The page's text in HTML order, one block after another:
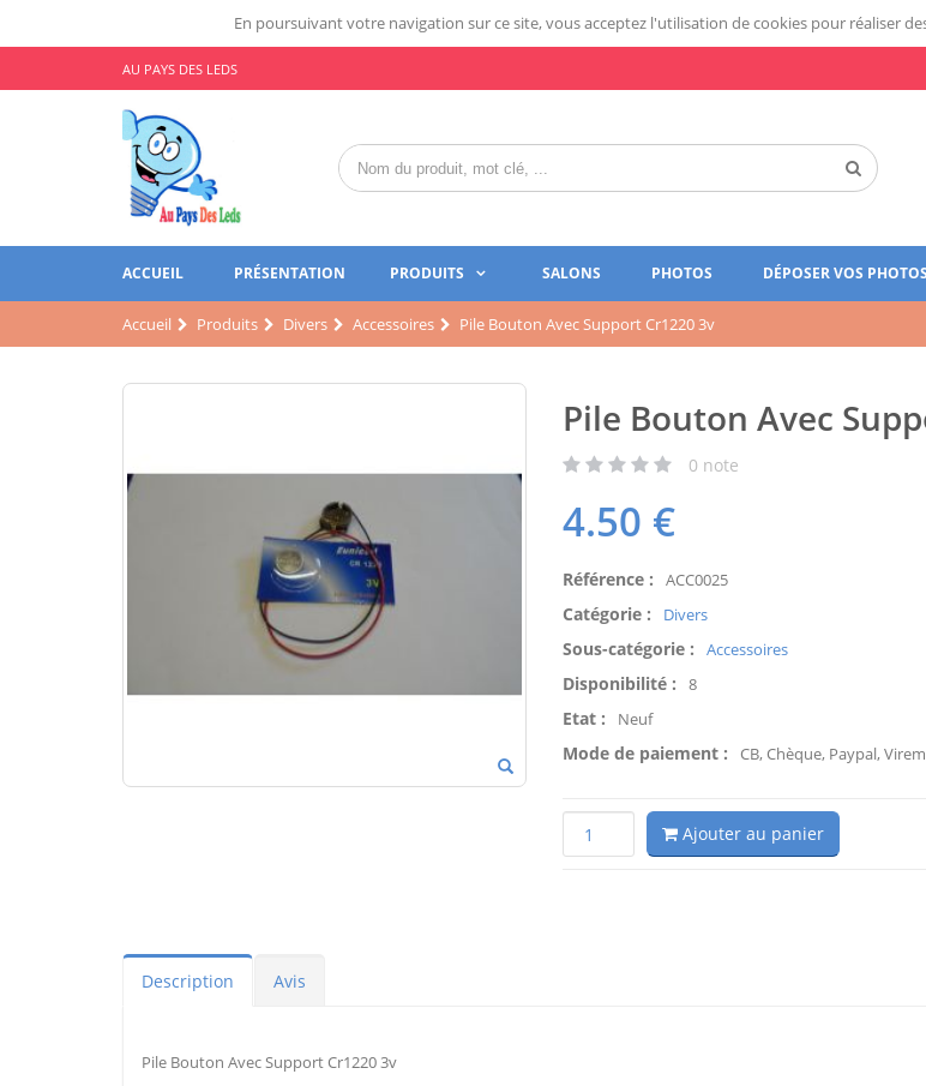
En poursuivant votre navigation sur ce site, vous acceptez l'utilisation de cookies pour réaliser
AU PAYS DES LEDS
ACCUEIL PRÉSENTATION PRODUITS SALONS PHOTOS DÉPOSER VOS PHOTOS
Accueil Produits Divers Accessoires Pile Bouton Avec Support Cr1220 3v
Pile Bouton Avec
0 note
4.50 €
Référence : ACC0025
Catégorie : Divers
Sous-catégorie : Accessoires
Disponibilité : 8
Etat : Neuf
Mode de paiement : CB, Chèque, Paypal,
Ajouter au panier
Description Avis
Pile Bouton Avec Support Cr1220 3v